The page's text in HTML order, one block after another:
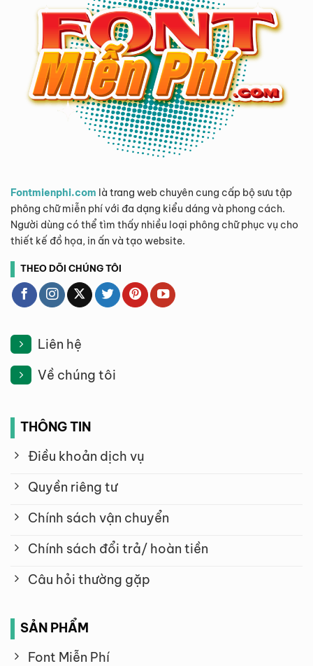
Fontmienphi.com là trang web chuyên cung cấp bộ sưu tập
phông chữ miễn phí với đa dạng kiểu dáng và phong cách.
Người dùng có thể tìm thấy nhiều loại phông chữ phục vụ cho
thiết kế đồ họa, in ấn và tạo website.
THEO DÕI CHÚNG TÔI
Liên hệ
Về chúng tôi
THÔNG TIN
Điều khoản dịch vụ
Quyền riêng tư
Chính sách vận chuyển
Chính sách đổi trả/ hoàn tiền
Câu hỏi thường gặp
SẢN PHẨM
Font Miễn Phí